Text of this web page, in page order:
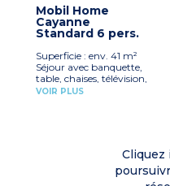
lavabo
1 WC séparé
Terrasse semi-couverte
transats
Climatisation dans le
séjour et chauffage dans
toutes les pièces
cafetière électrique, lave-
vaisselle, vaisselle)
1 chambre avec un lit
2 chambres avec 2 lits
simples (90 x 190 cm)
1 salle d’eau avec douche et
lavabo
personnes, bébé inclus
Mobil Home
Cayanne
Standard 6 pers.
Superficie : env. 41 m²
Séjour avec banquette,
table, chaises, télévision,
ventilateur
1 chambre avec un lit
1 chambre avec deux lits
VOIR PLUS
Cliquez